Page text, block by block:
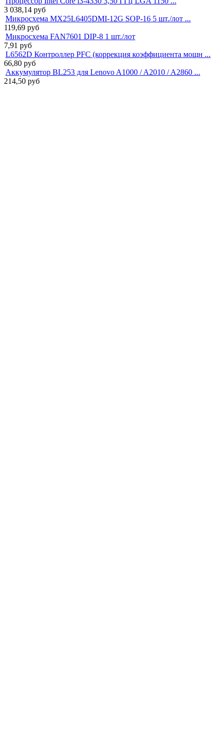
3 038,14 руб
Микросхема MX25L6405DMI-12G SOP-16 5 шт./лот ...
119,69 руб
Микросхема FAN7601 DIP-8 1 шт./лот
7,91 руб
L6562D Контроллер PFC (коррекция коэффициента мощн ...
66,80 руб
Аккумулятор BL253 для Lenovo A1000 / A2010 / A2860 ...
214,50 руб